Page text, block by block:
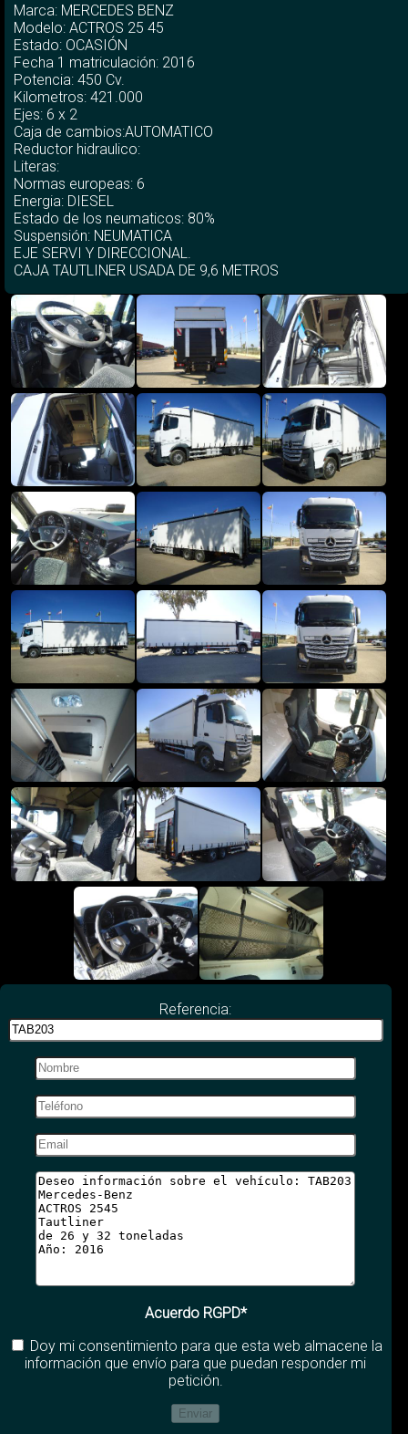
Marca: MERCEDES BENZ
Modelo: ACTROS 25 45
Estado: OCASIÓN
Fecha 1 matriculación: 2016
Potencia: 450 Cv.
Kilometros: 421.000
Ejes: 6 x 2
Caja de cambios:AUTOMATICO
Reductor hidraulico:
Literas:
Normas europeas: 6
Energia: DIESEL
Estado de los neumaticos: 80%
Suspensión: NEUMATICA
EJE SERVI Y DIRECCIONAL.
CAJA TAUTLINER USADA DE 9,6 METROS
Referencia:
Acuerdo RGPD*
Doy mi consentimiento para que esta web almacene la
información que envío para que puedan responder mi
petición.